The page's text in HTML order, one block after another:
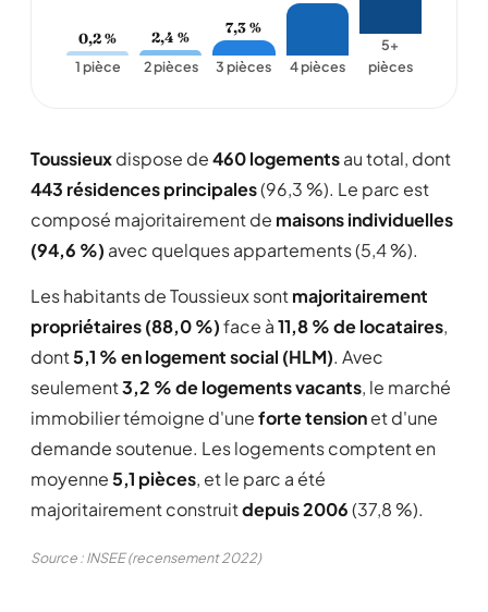
0,2 %
1 pièce
2,4 %
2 pièces
7,3 %
3 pièces 4 pièces
5+
pièces
Toussieuxdispose de460 logementsau total, dont
443 résidences principales(96,3 %). Le parc est
composé majoritairement de maisons individuelles
(94,6 %) avec quelques appartements (5,4 %).
Les habitants de Toussieux sontmajoritairement
propriétaires (88,0 %)face à11,8 % de locataires,
dont5,1 % en logement social (HLM). Avec
seulement3,2 % de logements vacants, le marché
immobilier témoigne d'uneforte tensionet d'une
demande soutenue. Les logements comptent en
moyenne5,1 pièces, et le parc a été
majoritairement construitdepuis 2006(37,8 %).
Source : INSEE (recensement 2022)